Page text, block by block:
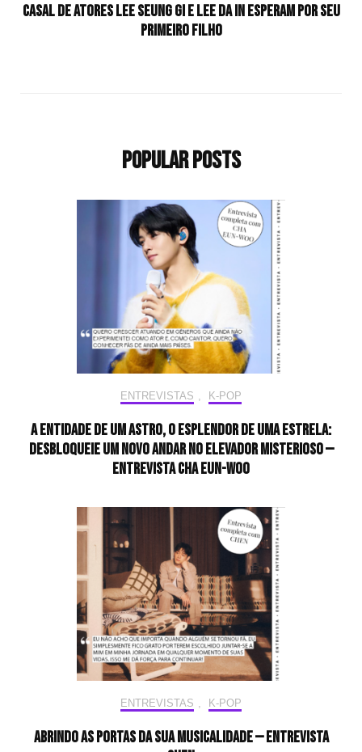
Casal de atores Lee Seung Gi e Lee Da In esperam por seu
primeiro filho
Popular Posts
ENTREVISTAS K-POP
A entidade de um astro, o esplendor de uma estrela:
desbloqueie um novo andar no elevador misterioso —
Entrevista CHA EUN-WOO
ENTREVISTAS K-POP
Abrindo as portas da sua musicalidade — Entrevista